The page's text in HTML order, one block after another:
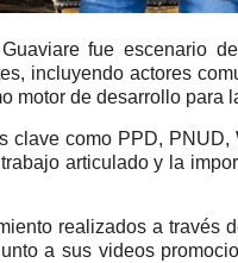
fue escenario
incluyendo actores
motor de desarrollo para
como PPD,
articulado y la
realizados a través
a sus videos